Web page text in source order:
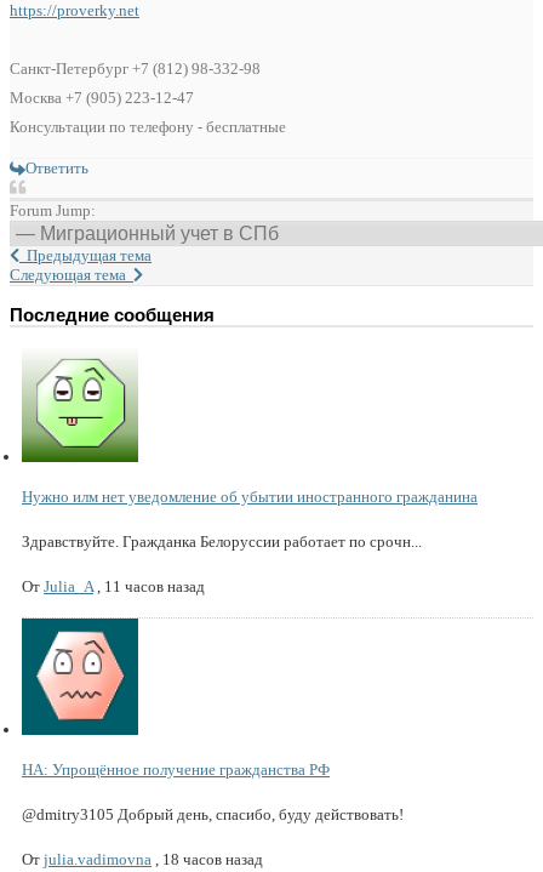
https://proverky.net
Санкт-Петербург +7 (812) 98-332-98
Москва +7 (905) 223-12-47
Консультации по телефону - бесплатные
Ответить
Forum Jump:
Предыдущая тема
Следующая тема
Последние сообщения
Нужно илм нет уведомление об убытии иностранного гражданина
Здравствуйте. Гражданка Белоруссии работает по срочн...
От Julia_A, 11 часов назад
НА: Упрощённое получение гражданства РФ
@dmitry3105 Добрый день, спасибо, буду действовать!
От julia.vadimovna , 18 часов назад